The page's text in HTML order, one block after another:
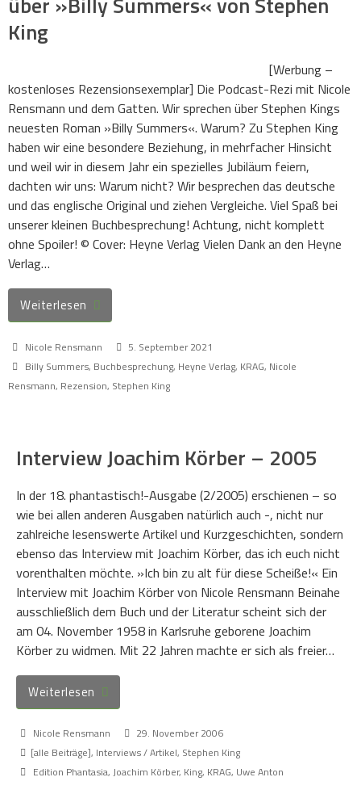
King
[Werbung –
kostenloses Rezensionsexemplar] Die Podcast-Rezi mit Nicole
Rensmann und dem Gatten. Wir sprechen über Stephen Kings
neuesten Roman »Billy Summers«. Warum? Zu Stephen King
haben wir eine besondere Beziehung, in mehrfacher Hinsicht
und weil wir in diesem Jahr ein spezielles Jubiläum feiern,
dachten wir uns: Warum nicht? Wir besprechen das deutsche
und das englische Original und ziehen Vergleiche. Viel Spaß bei
unserer kleinen Buchbesprechung! Achtung, nicht komplett
ohne Spoiler! © Cover: Heyne Verlag Vielen Dank an den Heyne
Verlag…
Weiterlesen
Nicole Rensmann
5. September 2021
Billy Summers, Buchbesprechung, Heyne Verlag, KRAG, Nicole
Rensmann, Rezension, Stephen King
Interview Joachim Körber – 2005
In der 18. phantastisch!-Ausgabe (2/2005) erschienen – so
wie bei allen anderen Ausgaben natürlich auch -, nicht nur
zahlreiche lesenswerte Artikel und Kurzgeschichten, sondern
ebenso das Interview mit Joachim Körber, das ich euch nicht
vorenthalten möchte. »Ich bin zu alt für diese Scheiße!« Ein
Interview mit Joachim Körber von Nicole Rensmann Beinahe
ausschließlich dem Buch und der Literatur scheint sich der
am 04. November 1958 in Karlsruhe geborene Joachim
Körber zu widmen. Mit 22 Jahren machte er sich als freier…
Weiterlesen
Nicole Rensmann
29. November 2006
[alle Beiträge], Interviews / Artikel, Stephen King
Edition Phantasia, Joachim Körber, King, KRAG, Uwe Anton